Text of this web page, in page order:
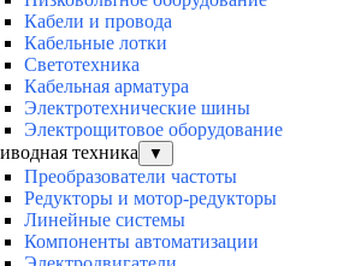
Кабели и провода
Кабельные лотки
Светотехника
Кабельная арматура
Электротехнические шины
Электрощитовое оборудование
техника
▼
Преобразователи частоты
Редукторы и мотор-редукторы
Линейные системы
Компоненты автоматизации